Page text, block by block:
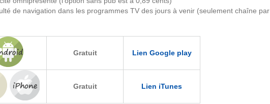
de navigation dans les programmes TV des jours à venir (seulement chaîne par
Gratuit Lien Google play
Gratuit Lien iTunes